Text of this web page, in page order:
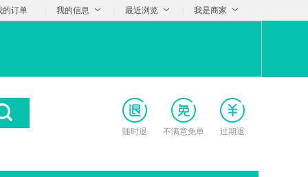
的订单 我的信息 最近浏览 我是商家
随时退 不满意免单 过期退